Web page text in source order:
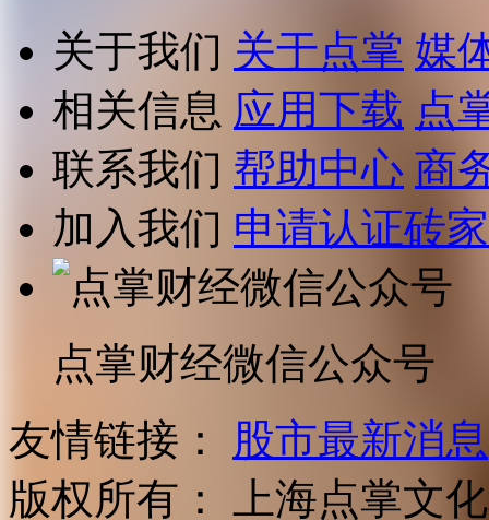
关于我们 关于点掌 媒
相关信息 应用下载 点
联系我们 帮助中心 商
加入我们 申请认证砖家
点掌财经微信公众号
友情链接：
股市最新消息
版权所有：
上海点掌文